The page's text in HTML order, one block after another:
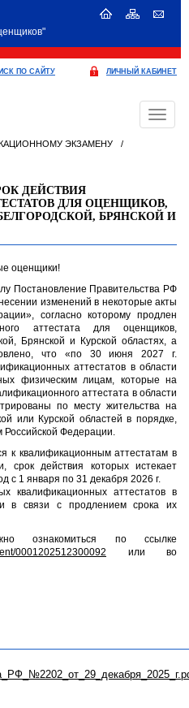
ПО САЙТУ ЛИЧНЫЙ КАБИНЕТ
Меню
ЭКЗАМЕНУ
/
ДЕЙСТВИЯ
ДЛЯ ОЦЕНЩИКОВ,
БРЯНСКОЙ И
оценщики!
Постановление Правительства РФ
изменений в некоторые акты
согласно которому продлен
аттестата для оценщиков,
Брянской и Курской областях, а
что «по 30 июня 2027 г.
аттестатов в области
физическим лицам, которые на
аттестата в области
по месту жительства на
или Курской областей в порядке,
Российской Федерации.
к квалификационным аттестатам в
срок действия которых истекает
с 1 января по 31 декабря 2026 г.
квалификационных аттестатов в
в связи с продлением срока их
ознакомиться по ссылке
0001202512300092 или во